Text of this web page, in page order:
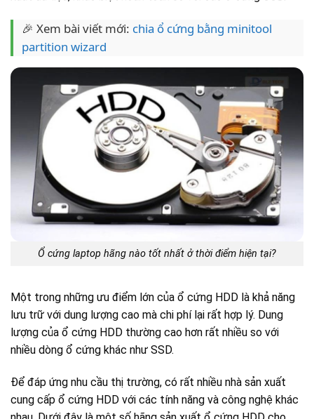
🎉 Xem bài viết mới: chia ổ cứng bằng minitool
partition wizard
Ổ cứng laptop hãng nào tốt nhất ở thời điểm hiện tại?
Một trong những ưu điểm lớn của ổ cứng HDD là khả năng
lưu trữ với dung lượng cao mà chi phí lại rất hợp lý. Dung
lượng của ổ cứng HDD thường cao hơn rất nhiều so với
nhiều dòng ổ cứng khác như SSD.
Để đáp ứng nhu cầu thị trường, có rất nhiều nhà sản xuất
cung cấp ổ cứng HDD với các tính năng và công nghệ khác